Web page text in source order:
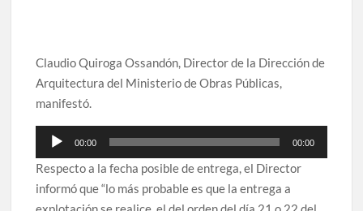
Claudio Quiroga Ossandón, Director de la Dirección de
Arquitectura del Ministerio de Obras Públicas,
manifestó.
Reproductor
de
audio
00:00 00:00
Respecto a la fecha posible de entrega, el Director
informó que “lo más probable es que la entrega a